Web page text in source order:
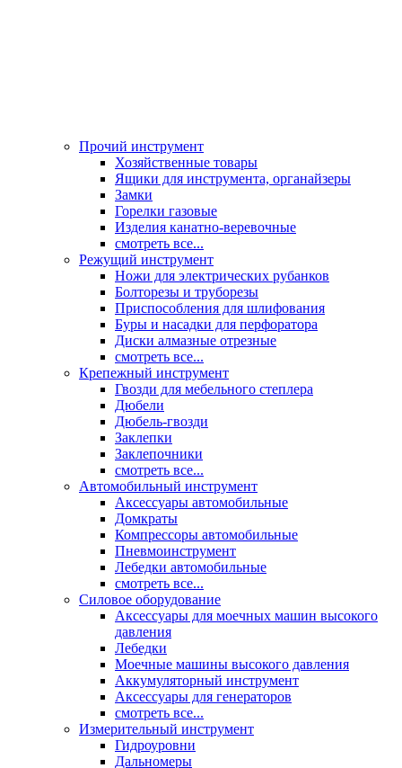
Прочий инструмент
Хозяйственные товары
Ящики для инструмента, органайзеры
Замки
Горелки газовые
Изделия канатно-веревочные
смотреть все...
Режущий инструмент
Ножи для электрических рубанков
Болторезы и труборезы
Приспособления для шлифования
Буры и насадки для перфоратора
Диски алмазные отрезные
смотреть все...
Крепежный инструмент
Гвозди для мебельного степлера
Дюбели
Дюбель-гвозди
Заклепки
Заклепочники
смотреть все...
Автомобильный инструмент
Аксессуары автомобильные
Домкраты
Компрессоры автомобильные
Пневмоинструмент
Лебедки автомобильные
смотреть все...
Силовое оборудование
Аксессуары для моечных машин высокого
давления
Лебедки
Моечные машины высокого давления
Аккумуляторный инструмент
Аксессуары для генераторов
смотреть все...
Измерительный инструмент
Гидроуровни
Дальномеры